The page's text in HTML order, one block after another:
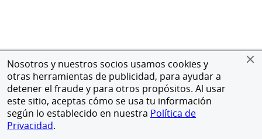
Nosotros y nuestros socios usamos cookies y
otras herramientas de publicidad, para ayudar a
detener el fraude y para otros propósitos. Al usar
este sitio, aceptas cómo se usa tu información
según lo establecido en nuestra Política de
Privacidad.